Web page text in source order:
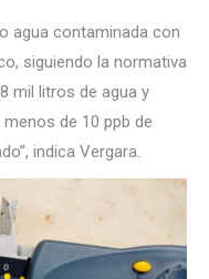
agua contaminada con
siguiendo la normativa
mil litros de agua y
de 10 ppb de
indica Vergara.